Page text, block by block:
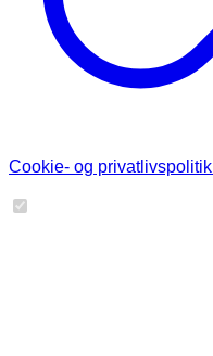
Cookie- og privatlivspolitik